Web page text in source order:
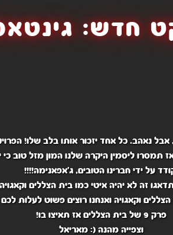
חדש:
אבל נאהב. כל אחד יזכור אותו בלב שלו!
תמסרו ליסמין היקרה שלנו המון מזל טוב כי
על ידי חברינו הטובים, ג'אפאנימה!!!!
זה לא יהיה איטי כמו בית הצללים
וקאגויה ואנחנו רוצים פשוט לעלות
פרק 9 של בית הצללים אז תאיצו בו!
וצפייה מהנה (: מאריאל